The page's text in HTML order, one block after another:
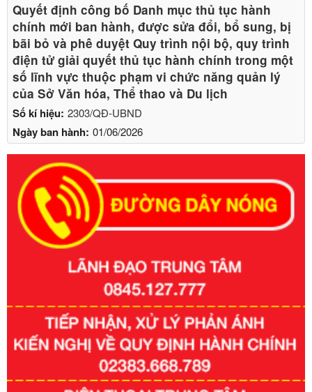
Số kí hiệu: 2303/QĐ-UBND
Ngày ban hành: 01/06/2026
Quyết định công bố Danh mục thủ tục hành
chính mới ban hành, được sửa đổi, bổ sung, bị
bãi bỏ và phê duyệt Quy trình nội bộ, quy trình
điện tử giải quyết thủ tục hành chính trong một
số lĩnh vực thuộc phạm vi chức năng quản lý
của Sở Văn hóa, Thể thao và Du lịch